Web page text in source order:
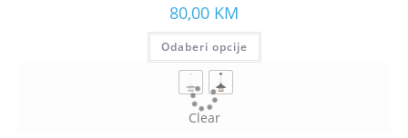
80,00 KM
Odaberi opcije
Clear